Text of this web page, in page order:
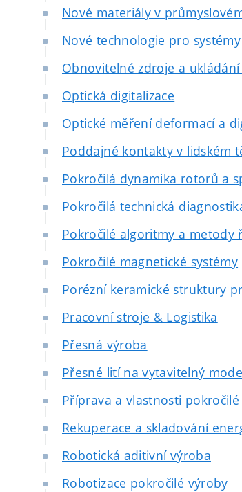
Nové materiály v
Nové technologie pro
Obnovitelné zdroje a
Optická digitalizace
Optické měření deformací a
Poddajné kontakty v lidském
Pokročilá dynamika rotorů a
Pokročilá technická
Pokročilé algoritmy a metody
Pokročilé magnetické systémy
Porézní keramické struktury
Pracovní stroje & Logistika
Přesná výroba
Přesné lití na vytavitelný
Příprava a vlastnosti
Rekuperace a skladování
Robotická aditivní výroba
Robotizace pokročilé výroby